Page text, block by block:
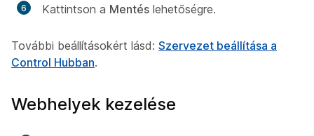
Kattintson a Mentés lehetőségre.
További beállításokért lásd: Szervezet beállítása a
Control Hubban.
Webhelyek kezelése